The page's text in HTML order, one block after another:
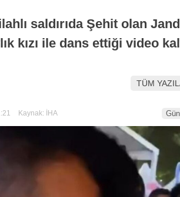
saldırıda Şehit olan
kızı ile dans ettiği video
TÜM
Kaynak: İHA